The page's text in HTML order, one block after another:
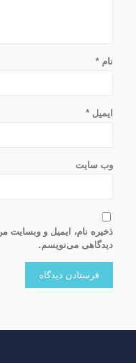
نام*
ایمیل*
وب‌ سایت
ذخیره نام، ایمیل و وبسایت
دیدگاهی می‌نویسم.